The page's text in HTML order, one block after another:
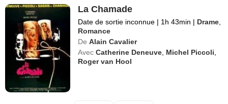
La Chamade
Date de sortie inconnue | 1h 43min | Drame
Romance
De Alain Cavalier
Avec Catherine Deneuve Michel Piccoli
Roger van Hool